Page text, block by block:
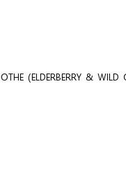
(ELDERBERRY & WILD